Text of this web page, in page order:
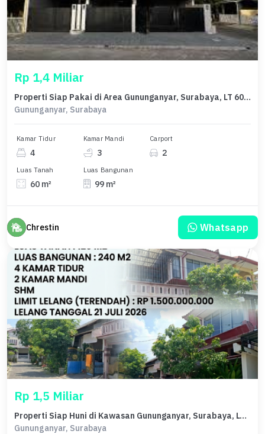
Rp 1,4 Miliar
Properti Siap Pakai di Area Gununganyar, Surabaya, LT 60m²
Gununganyar, Surabaya
Kamar Tidur
4
Kamar Mandi
3
Carport
2
Luas Tanah
60 m²
Luas Bangunan
99 m²
Chrestin Whatsapp
Rp 1,5 Miliar
Properti Siap Huni di Kawasan Gununganyar, Surabaya, LT 120m²
Gununganyar, Surabaya